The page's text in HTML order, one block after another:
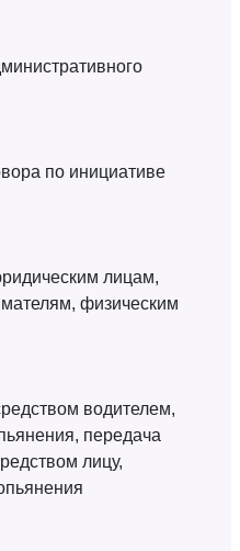
по инициативе
лицам,
физическим
водителем,
передача
лицу,